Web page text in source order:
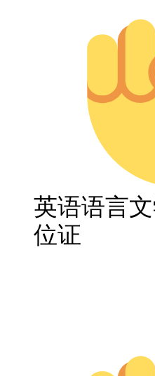
英语语言
位证